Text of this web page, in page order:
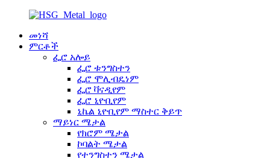
መነሻ
ምርቶች
ፌሮ አሎይ
ፌሮ ቱንግስተን
ፌሮ ሞሊብዴነም
ፌሮ ቫናዲየም
ፌሮ ኒዮቢየም
ኒኬል ኒዮቢየም ማስተር ቅይጥ
ማይነር ሜታል
የክሮም ሜታል
ኮባልት ሜታል
የተንግስተን ሜታል